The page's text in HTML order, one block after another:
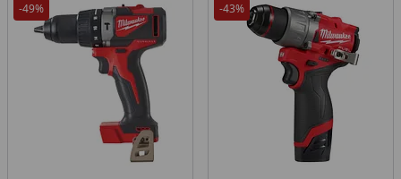
-49% -43%